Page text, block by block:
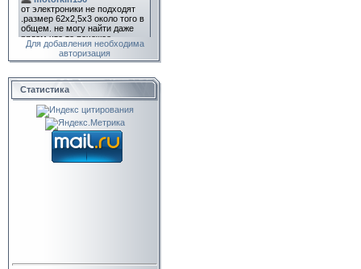
Для добавления необходима
авторизация
Статистика